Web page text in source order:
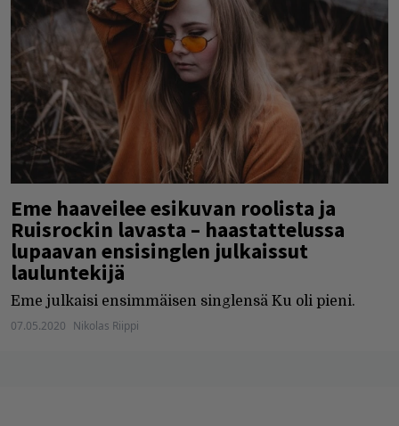
Eme haaveilee esikuvan roolista ja
Ruisrockin lavasta – haastattelussa
lupaavan ensisinglen julkaissut
lauluntekijä
Eme julkaisi ensimmäisen singlensä Ku oli pieni.
07.05.2020 Nikolas Riippi